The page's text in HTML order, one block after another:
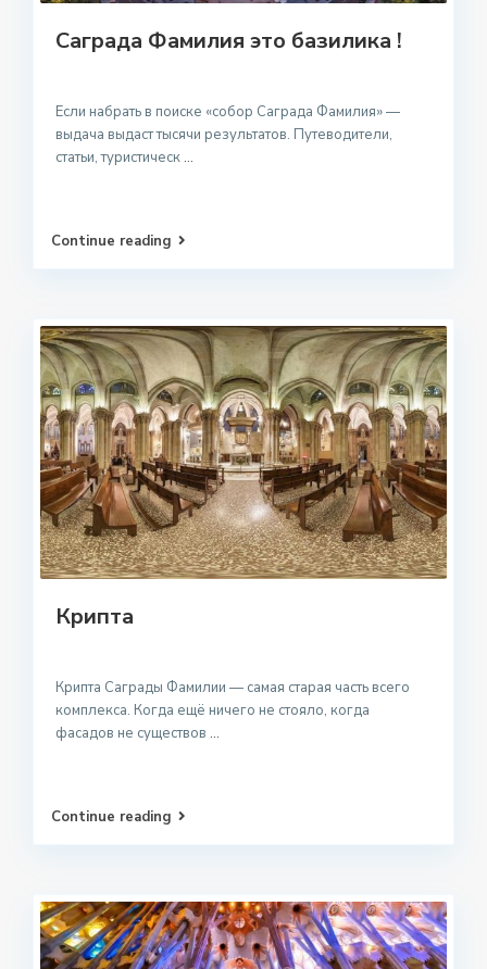
Саграда Фамилия это базилика !
Если набрать в поиске «собор Саграда Фамилия» —
выдача выдаст тысячи результатов. Путеводители,
статьи, туристическ ...
Continue reading
Крипта
Крипта Саграды Фамилии — самая старая часть всего
комплекса. Когда ещё ничего не стояло, когда
фасадов не существов ...
Continue reading